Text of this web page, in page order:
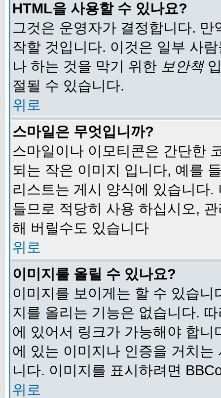
HTML을 사용할 수 있나요?
그것은 운영자가 결정합니다.
작할 것입니다. 이것은 일부 사
나 하는 것을 막기 위한 보안책
절될 수 있습니다.
위로
스마일은 무엇입니까?
스마일이나 이모티콘은 간단한
되는 작은 이미지 입니다, 예를
리스트는 게시 양식에 있습니다
들므로 적당히 사용 하십시오,
해 버릴수도 있습니다
위로
이미지를 올릴 수 있나요?
이미지를 보이게는 할 수 있습
지를 올리는 기능은 없습니다.
에 있어서 링크가 가능해야 합
에 있는 이미지나 인증을 거치
니다. 이미지를 표시하려면
위로